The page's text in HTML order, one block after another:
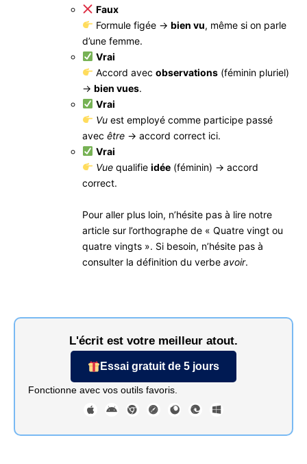
Faux
Formule figée → bien vu, même si on parle
d’une femme.
Vrai
Accord avec observations(féminin pluriel)
→ bien vues.
Vrai
Vuest employé comme participe passé
avec être → accord correct ici.
Vrai
Vuequalifie idée(féminin) → accord
correct.
Pour aller plus loin, n’hésite pas à lire notre
article sur l’orthographe de « Quatre vingt ou
quatre vingts ». Si besoin, n’hésite pas à
consulter la définition du verbe avoir.
L'écrit est votre meilleur atout.
Essai gratuit de 5 jours
Fonctionne avec vos outils favoris.